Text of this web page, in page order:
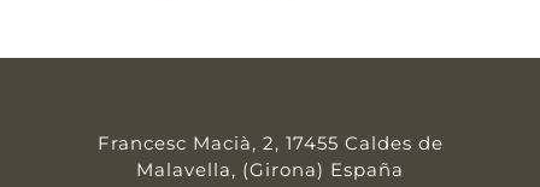
Francesc Macià, 2, 17455 Caldes de
Malavella, (Girona) España